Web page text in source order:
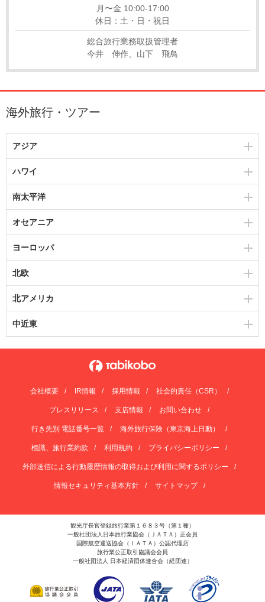
月〜金 10:00-17:00
休日：土・日・祝日
総合旅行業務取扱管理者
今井 伸作、山下 飛鳥
海外旅行・ツアー
アジア
ハワイ
南太平洋
オセアニア
ヨーロッパ
北欧
北アメリカ
中近東
会社概要 IR情報 採用情報 社会的責任（CSR）
プレスリリース 支店情報 お問い合わせ
行き先別 電話番号一覧 海外旅行保険（東京海上日動）
標識、旅行業約款 利用規約 プライバシーポリシー
外部送信による行動履歴情報の取得および利用に関するポリシー
情報セキュリティ基本方針 サイトマップ
観光庁長官登録旅行業第１６８３号（第１種）
一般社団法人日本旅行業協会（ＪＡＴＡ）正会員
国際航空運送協会（ＩＡＴＡ）公認代理店
旅行業公正取引協議会会員
一般社団法人 日本経済団体連合会（経団連）